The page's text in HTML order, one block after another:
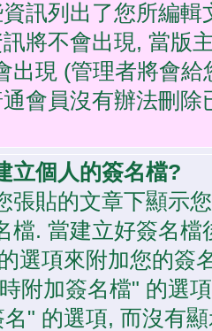
訊列出了您所編
將不會出現, 當版
出現 (管理者將會
會員沒有辦法刪除
立個人的簽名檔?
張貼的文章下顯示
檔. 當建立好簽名
選項來附加您的簽
附加簽名檔" 的選
" 的選項, 而沒有